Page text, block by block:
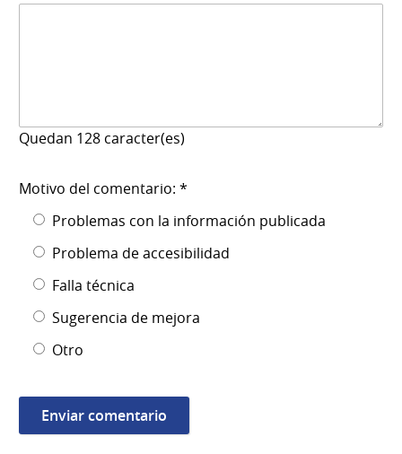
Quedan 128 caracter(es)
Motivo del comentario: *
Problemas con la información publicada
Problema de accesibilidad
Falla técnica
Sugerencia de mejora
Otro